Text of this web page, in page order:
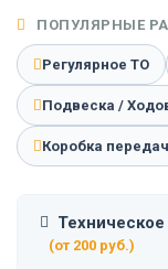
ПОПУЛЯРНЫЕ
Регулярное ТО
Подвеска /
Коробка передач
(от 200 руб.)